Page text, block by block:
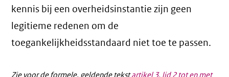
kennis bij een overheidsinstantie zijn geen
legitieme redenen om de
toegankelijkheidsstandaard niet toe te passen.
Zie voor de formele, geldende tekstartikel 3, lid 2 tot en met